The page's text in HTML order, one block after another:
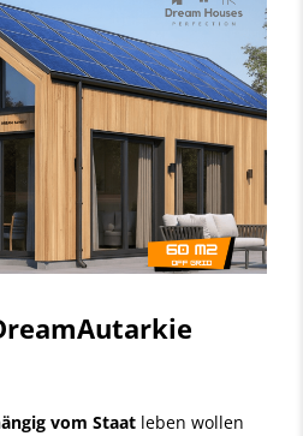
vom Staat leben wollen